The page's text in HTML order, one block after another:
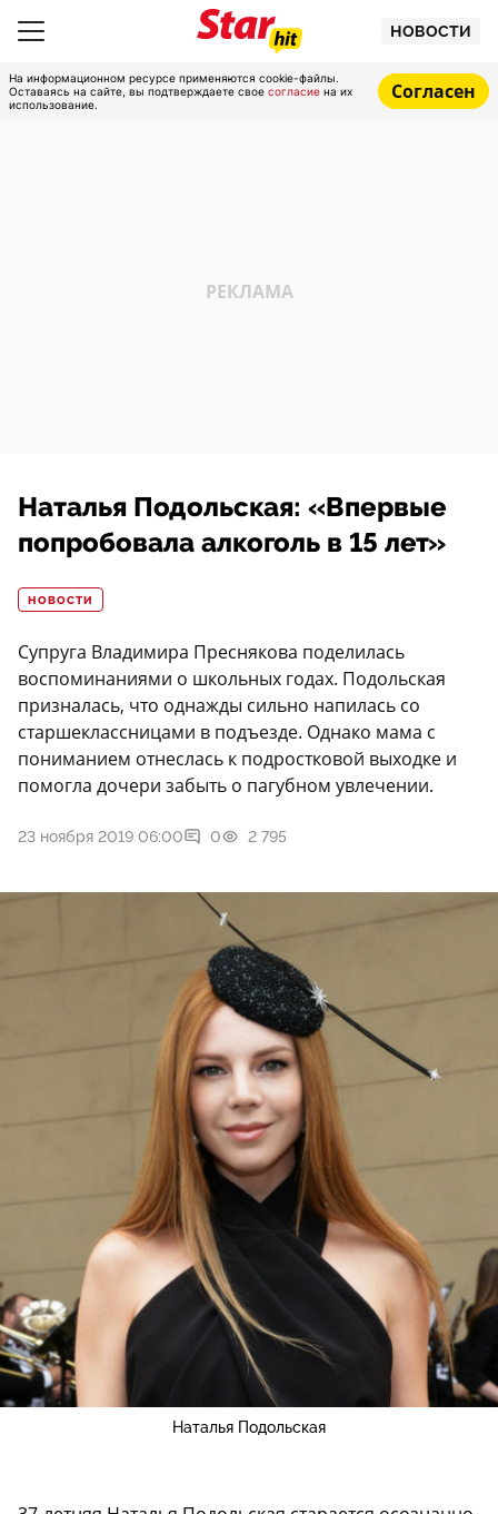
НОВОСТИ
На информационном ресурсе применяются cookie-файлы.
Оставаясь на сайте, вы подтверждаете свое согласие на их
использование.
Согласен
Наталья Подольская: «Впервые
попробовала алкоголь в 15 лет»
НОВОСТИ
Супруга Владимира Преснякова поделилась
воспоминаниями о школьных годах. Подольская
призналась, что однажды сильно напилась со
старшеклассницами в подъезде. Однако мама с
пониманием отнеслась к подростковой выходке и
помогла дочери забыть о пагубном увлечении.
23 ноября 2019 06:00 0 2 795
Наталья Подольская